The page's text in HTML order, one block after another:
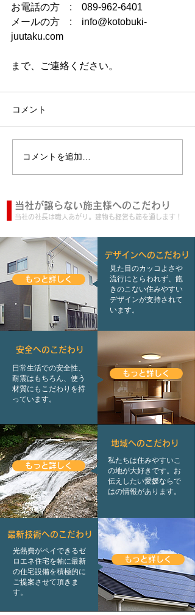
お電話の方　:　089-962-6401
メールの方　:　info@kotobuki-
juutaku.com
まで、ご連絡ください。
コメント
コメントを追加…
もっと詳しく
デザインへのこだわり
見た目のカッコよさや
流行にとらわれず、飽
きのこない住みやすい
デザインが支持されて
います。
もっと詳しく
地域へのこだわり
私たちは住みやすいこ
の地が大好きです。お
伝えしたい愛媛ならで
はの情報があります。
もっと詳しく
安全へのこだわり
日常生活での安全性、
耐震はもちろん、使う
材質にもこだわりを持
っています。
もっと詳しく
最新技術へのこだわり
光熱費がペイできるゼ
ロエネ住宅を軸に最新
の住宅設備を積極的に
ご提案させて頂きま
す。
当社が譲らない施主様へのこだわり
当社の社長は職人あがり。建物も経営も筋を通します！